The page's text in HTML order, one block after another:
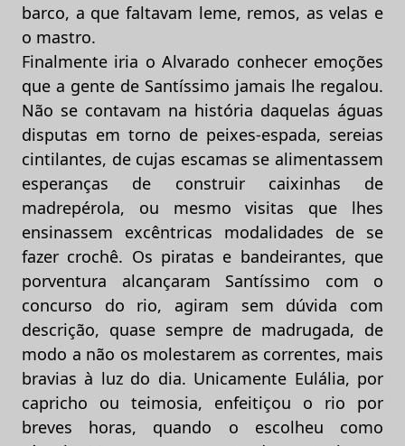
barco, a que faltavam leme, remos, as velas e
o mastro.
Finalmente iria o Alvarado conhecer emoções
que a gente de Santíssimo jamais lhe regalou.
Não se contavam na história daquelas águas
disputas em torno de peixes-espada, sereias
cintilantes, de cujas escamas se alimentassem
esperanças de construir caixinhas de
madrepérola, ou mesmo visitas que lhes
ensinassem excêntricas modalidades de se
fazer crochê. Os piratas e bandeirantes, que
porventura alcançaram Santíssimo com o
concurso do rio, agiram sem dúvida com
descrição, quase sempre de madrugada, de
modo a não os molestarem as correntes, mais
bravias à luz do dia. Unicamente Eulália, por
capricho ou teimosia, enfeitiçou o rio por
breves horas, quando o escolheu como